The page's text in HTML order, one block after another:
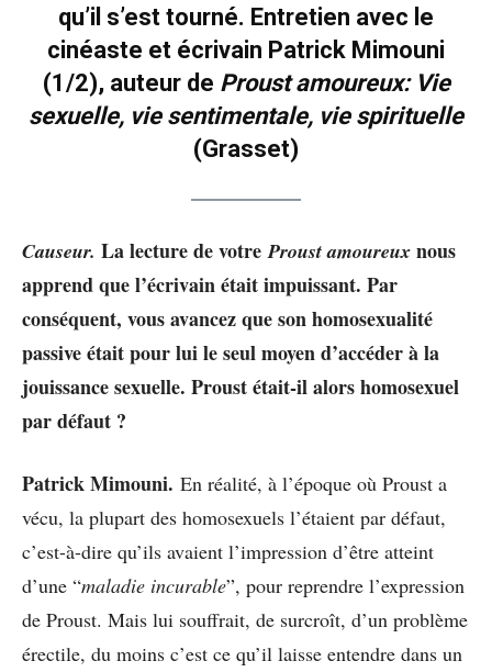
qu’il s’est tourné. Entretien avec le
cinéaste et écrivain Patrick Mimouni
(1/2), auteur de Proust amoureux: Vie
sexuelle, vie sentimentale, vie spirituelle
(Grasset)
Causeur. La lecture de votreProust amoureux nous
apprend que l’écrivain était impuissant. Par
conséquent, vous avancez que son homosexualité
passive était pour lui le seul moyen d’accéder à la
jouissance sexuelle. Proust était-il alors homosexuel
par défaut ?
Patrick Mimouni. En réalité, à l’époque où Proust a
vécu, la plupart des homosexuels l’étaient par défaut,
c’est-à-dire qu’ils avaient l’impression d’être atteint
d’une “maladie incurable”, pour reprendre l’expression
de Proust. Mais lui souffrait, de surcroît, d’un problème
érectile, du moins c’est ce qu’il laisse entendre dans un